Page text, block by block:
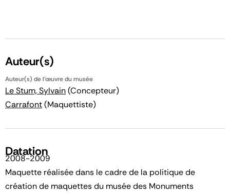
Auteur(s)
Auteur(s) de l'œuvre du musée
Le Stum, Sylvain(Concepteur)
Carrafont(Maquettiste)
Datation
2008-2009
Maquette réalisée dans le cadre de la politique de
création de maquettes du musée des Monuments